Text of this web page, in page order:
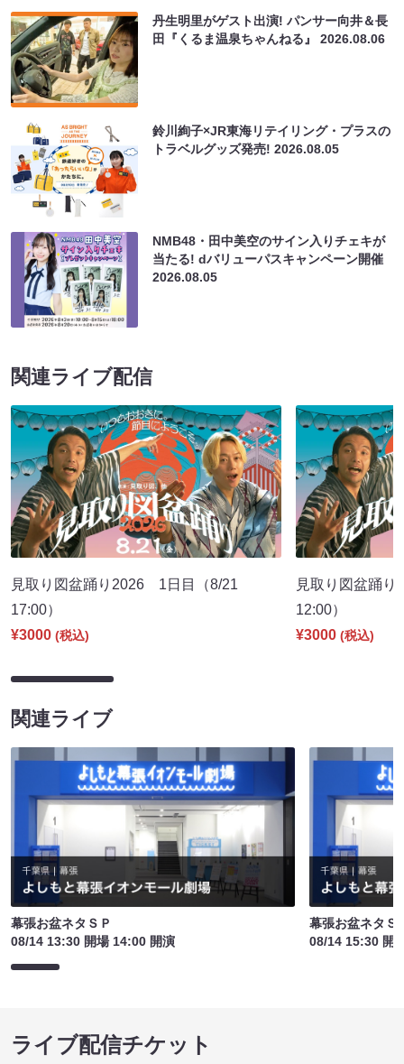
丹生明里がゲスト出演! パンサー向井＆長
田『くるま温泉ちゃんねる』2026.08.06
鈴川絢子×JR東海リテイリング・プラスの
トラベルグッズ発売!2026.08.05
NMB48・田中美空のサイン入りチェキが
当たる! dバリューパスキャンペーン開催
2026.08.05
関連ライブ配信
見取り図盆踊り2026 1日目（8/21
17:00）
¥3000 (税込)
見取り図盆踊
12:00）
¥3000 (税込)
関連ライブ
幕張お盆ネタＳＰ
08/14 13:30 開場 14:00 開演
幕張お盆ネタＳ
08/14 15:30 開
ライブ配信チケット